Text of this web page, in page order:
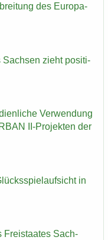
des Eu­ro­pa­
Sach­sen zieht po­si­ti­
Ver­wen­dung
II-​Projekten der
in
Frei­staa­tes Sach­